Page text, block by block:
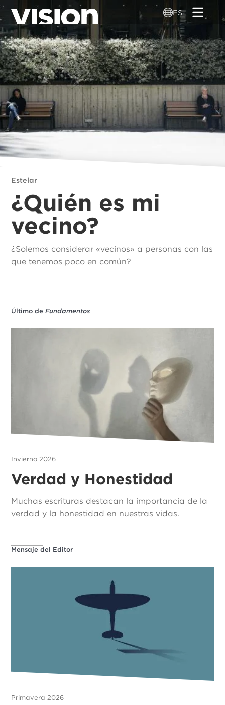
Pasar
al
contenido
principal
ES
Estelar
¿Quién es mi
vecino?
¿Solemos considerar «vecinos» a personas con las
que tenemos poco en común?
Último deFundamentos
Invierno 2026
Verdad y Honestidad
Muchas escrituras destacan la importancia de la
verdad y la honestidad en nuestras vidas.
Mensaje del Editor
Primavera 2026